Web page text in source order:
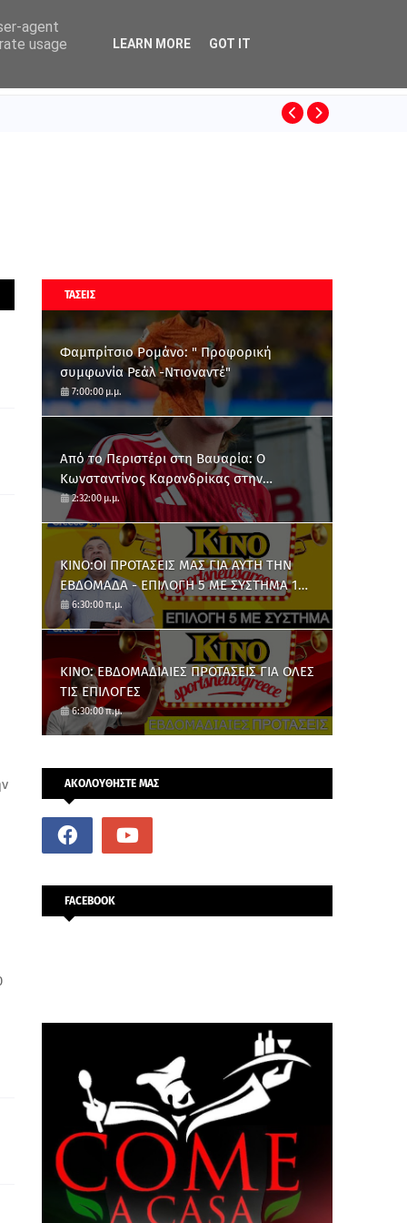
ΤΑΣΕΙΣ
Φαμπρίτσιο Ρομάνο: " Προφορική
συμφωνία Ρεάλ -Ντιοναντέ"
7:00:00 μ.μ.
Από το Περιστέρι στη Βαυαρία: O
Κωνσταντίνος Καρανδρίκας στην
Μπάγερν Μονάχου
2:32:00 μ.μ.
ΚΙΝΟ:ΟΙ ΠΡΟΤΑΣΕΙΣ ΜΑΣ ΓΙΑ ΑΥΤΗ ΤΗΝ
ΕΒΔΟΜΑΔΑ - ΕΠΙΛΟΓΗ 5 ΜΕ ΣΥΣΤΗΜΑ 10
ΑΡΙΘΜΩΝ
6:30:00 π.μ.
ΚΙΝΟ: ΕΒΔΟΜΑΔΙΑΙΕΣ ΠΡΟΤΑΣΕΙΣ ΓΙΑ ΟΛΕΣ
ΤΙΣ ΕΠΙΛΟΓΕΣ
6:30:00 π.μ.
ΑΚΟΛΟΥΘΗΣΤΕ ΜΑΣ
FACEBOOK
agent
usage
LEARN MORE GOT IT